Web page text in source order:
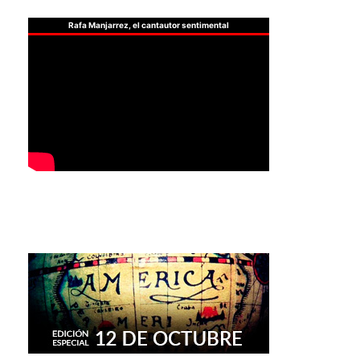
Rafa Manjarrez, el cantautor sentimental